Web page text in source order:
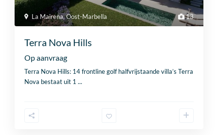
13
La Mairena,Oost-Marbella
Terra Nova Hills
Op aanvraag
Terra Nova Hills: 14 frontline golf halfvrijstaande villa’s Terra
Nova bestaat uit 1...